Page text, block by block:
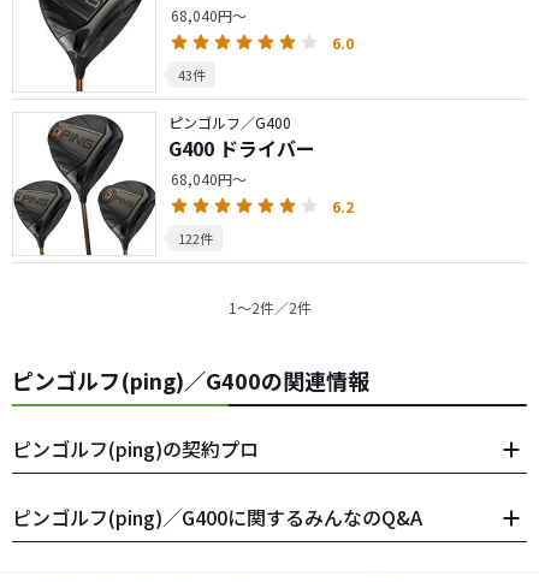
68,040円～
6.0
43件
ピンゴルフ／G400
G400 ドライバー
68,040円～
6.2
122件
1〜2件／2件
ピンゴルフ(ping)／G400の関連情報
ピンゴルフ(ping)の契約プロ
ピンゴルフ(ping)／G400に関するみんなのQ&A